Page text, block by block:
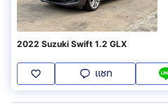
2022 Suzuki Swift 1.2 GLX
แชท